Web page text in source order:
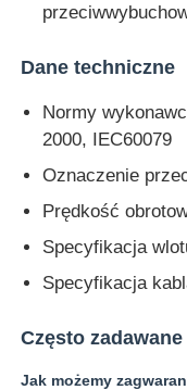
Dane techniczne
Normy
2000, IEC60079
Oznaczenie
Prędkość
Specyfikacja
Specyfikacja
Często
Jak możemy